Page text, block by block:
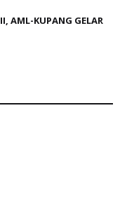
AML-KUPANG GELAR